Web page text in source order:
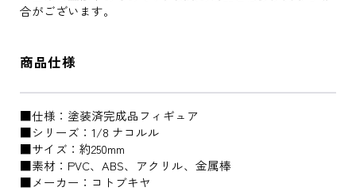
合がございます。
商品仕様
■仕様：塗装済完成品フィギュア
■シリーズ：1/8 ナコルル
■サイズ：約250mm
■素材：PVC、ABS、アクリル、金属棒
■メーカー：コトブキヤ